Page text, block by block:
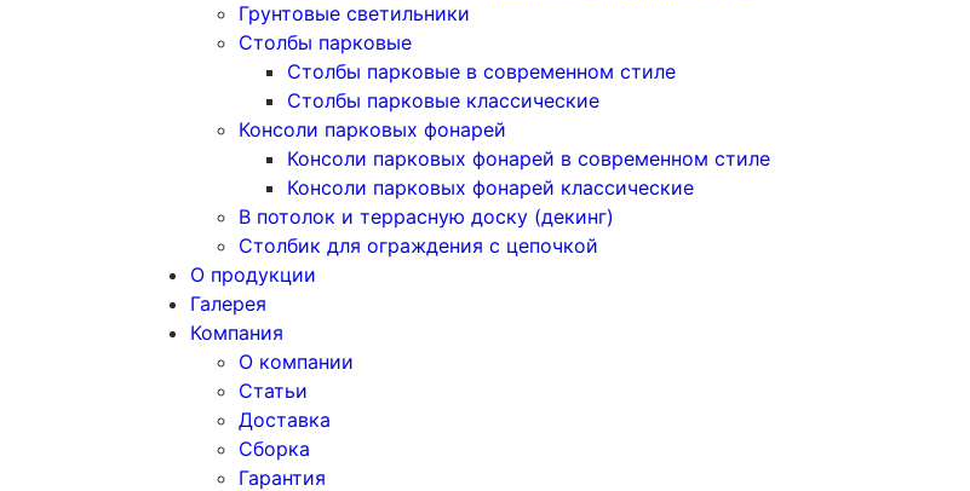
Грунтовые светильники
Столбы парковые
Столбы парковые в современном стиле
Столбы парковые классические
Консоли парковых фонарей
Консоли парковых фонарей в современном стиле
Консоли парковых фонарей классические
В потолок и террасную доску (декинг)
Столбик для ограждения с цепочкой
О продукции
Галерея
Компания
О компании
Статьи
Доставка
Сборка
Гарантия